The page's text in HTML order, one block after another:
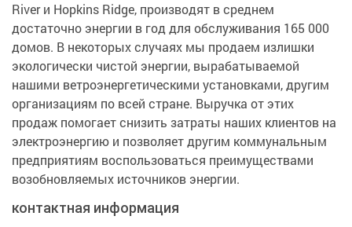
River и Hopkins Ridge, производят в среднем
достаточно энергии в год для обслуживания 165 000
домов. В некоторых случаях мы продаем излишки
экологически чистой энергии, вырабатываемой
нашими ветроэнергетическими установками, другим
организациям по всей стране. Выручка от этих
продаж помогает снизить затраты наших клиентов на
электроэнергию и позволяет другим коммунальным
предприятиям воспользоваться преимуществами
возобновляемых источников энергии.
контактная информация